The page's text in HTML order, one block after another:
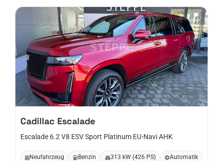
Cadillac Escalade
Escalade 6.2 V8 ESV Sport Platinum EU-Navi AHK
Neufahrzeug Benzin 313 kW (426 PS) Automatik